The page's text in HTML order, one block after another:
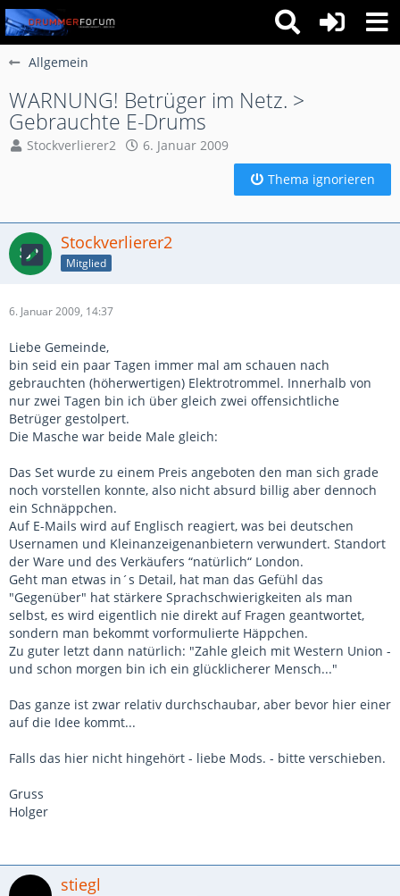
Allgemein
WARNUNG! Betrüger im Netz. >
Gebrauchte E-Drums
Stockverlierer2
6. Januar 2009
Thema ignorieren
Stockverlierer2
Mitglied
6. Januar 2009, 14:37
Liebe Gemeinde,
bin seid ein paar Tagen immer mal am schauen nach
gebrauchten (höherwertigen) Elektrotrommel. Innerhalb von
nur zwei Tagen bin ich über gleich zwei offensichtliche
Betrüger gestolpert.
Die Masche war beide Male gleich:
Das Set wurde zu einem Preis angeboten den man sich grade
noch vorstellen konnte, also nicht absurd billig aber dennoch
ein Schnäppchen.
Auf E-Mails wird auf Englisch reagiert, was bei deutschen
Usernamen und Kleinanzeigenanbietern verwundert. Standort
der Ware und des Verkäufers “natürlich“ London.
Geht man etwas in´s Detail, hat man das Gefühl das
"Gegenüber" hat stärkere Sprachschwierigkeiten als man
selbst, es wird eigentlich nie direkt auf Fragen geantwortet,
sondern man bekommt vorformulierte Häppchen.
Zu guter letzt dann natürlich: "Zahle gleich mit Western Union -
und schon morgen bin ich ein glücklicherer Mensch..."
Das ganze ist zwar relativ durchschaubar, aber bevor hier einer
auf die Idee kommt...
Falls das hier nicht hingehört - liebe Mods. - bitte verschieben.
Gruss
Holger
stiegl